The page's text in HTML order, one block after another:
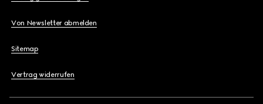
Von Newsletter abmelden
Sitemap
Vertrag widerrufen